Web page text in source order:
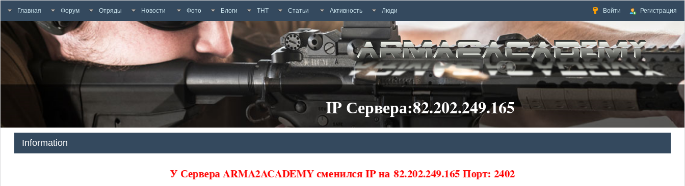
Главная Форум Отряды Новости Фото Блоги ТНТ Статьи Активность Люди Войти Регистрация
IP Сервера:82.202.249.165
Information
У Сервера ARMA2ACADEMY сменился IP на82.202.249.165 Порт: 2402